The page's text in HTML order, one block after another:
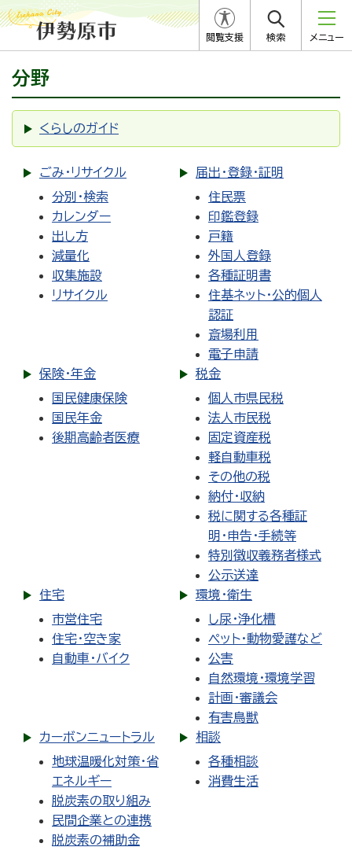
閲覧支援 検索 メニュー
分野
くらしのガイド
ごみ・リサイクル
分別・検索
カレンダー
出し方
減量化
収集施設
リサイクル
届出・登録・証明
住民票
印鑑登録
戸籍
外国人登録
各種証明書
住基ネット・公的個人
認証
斎場利用
電子申請
保険・年金
国民健康保険
国民年金
後期高齢者医療
税金
個人市県民税
法人市民税
固定資産税
軽自動車税
その他の税
納付・収納
税に関する各種証
明・申告・手続等
特別徴収義務者様式
公示送達
住宅
市営住宅
住宅・空き家
自動車・バイク
環境・衛生
し尿・浄化槽
ペット・動物愛護など
公害
自然環境・環境学習
計画・審議会
有害鳥獣
カーボンニュートラル
地球温暖化対策・省
エネルギー
脱炭素の取り組み
民間企業との連携
脱炭素の補助金
相談
各種相談
消費生活